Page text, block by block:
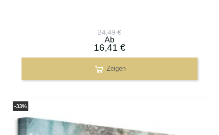
24,49 €
Ab
16,41 €
Zeigen
-33%